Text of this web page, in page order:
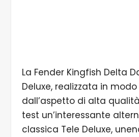
La Fender Kingfish Delta
Deluxe, realizzata in
dall’aspetto di alta
test un’interessante
classica Tele Deluxe,